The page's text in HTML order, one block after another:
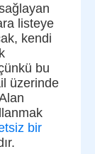
listeye
kendi
bu
üzerinde
bir